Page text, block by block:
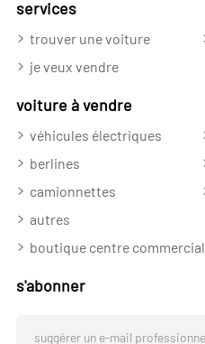
services
trouver une voiture
je veux vendre
voiture à vendre
véhicules électriques
berlines
camionnettes
autres
boutique centre commercial
s'abonner